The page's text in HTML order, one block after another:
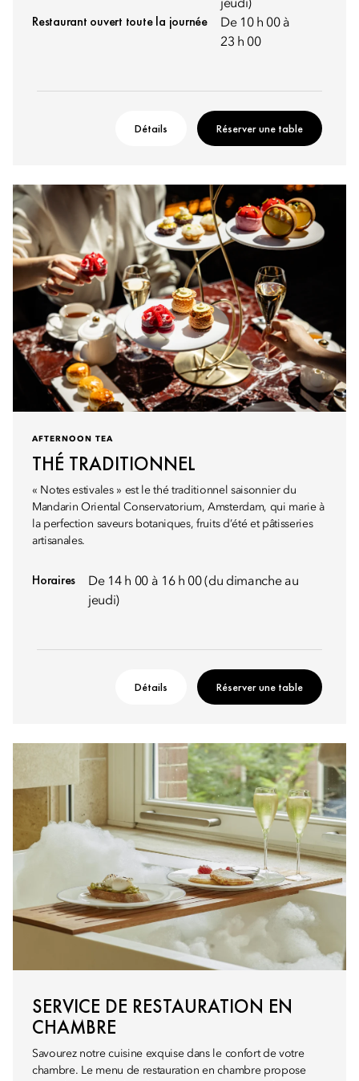
jeudi)
Restaurant ouvert toute la journée
De 10 h 00 à
23 h 00
Détails Réserver une table
AFTERNOON TEA
THÉ TRADITIONNEL
« Notes estivales » est le thé traditionnel saisonnier du
Mandarin Oriental Conservatorium, Amsterdam, qui marie à
la perfection saveurs botaniques, fruits d’été et pâtisseries
artisanales.
Horaires
De 14 h 00 à 16 h 00 (du dimanche au
jeudi)
Détails Réserver une table
SERVICE DE RESTAURATION EN
CHAMBRE
Savourez notre cuisine exquise dans le confort de votre
chambre. Le menu de restauration en chambre propose